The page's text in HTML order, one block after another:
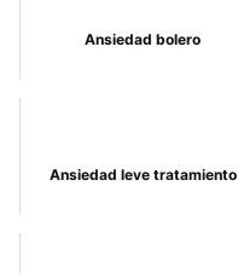
Ansiedad bolero
Ansiedad leve tratamiento